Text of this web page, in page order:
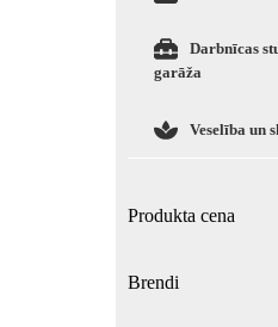
Darbnīcas
garāža
Veselība un
Produkta cena
Brendi